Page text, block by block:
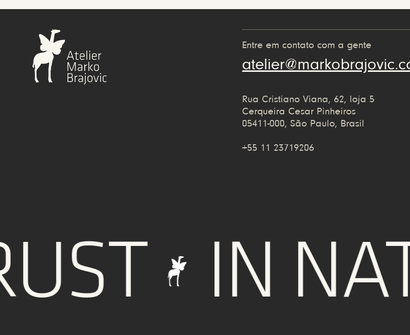
Entre em contato com a gente
Rua Cristiano Viana, 62, loja 5
Cerqueira Cesar Pinheiros
05411-000, São Paulo, Brasil
+55 11 23719206
IN